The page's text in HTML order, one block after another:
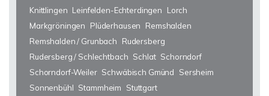
Knittlingen Leinfelden-Echterdingen
Lorch
Markgröningen
Plüderhausen
Remshalden
Remshalden / Grunbach
Rudersberg
Rudersberg / Schlechtbach Schlat Schorndorf
Schorndorf-Weiler Schwäbisch Gmünd
Sersheim
Sonnenbühl Stammheim
Stuttgart